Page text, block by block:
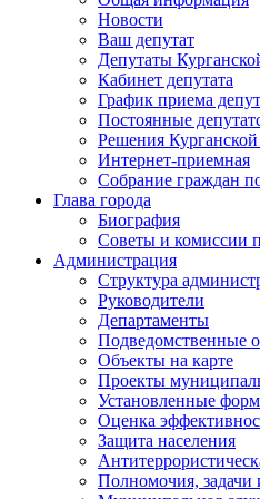
Новости
Ваш депутат
Депутаты
Кабинет депутата
График приема
Постоянные
Решения
Интернет-приемная
Собрание граждан
Глава города
Биография
Советы и комиссии
Администрация
Структура
Руководители
Департаменты
Подведомственные
Объекты на карте
Проекты
Установленные
Оценка
Защита населения
Полномочия,